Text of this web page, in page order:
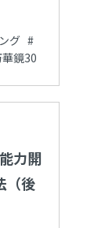
グ #
鏡30
力開
（後